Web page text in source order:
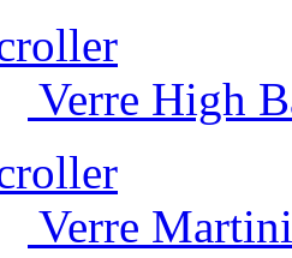
Verre High
Verre